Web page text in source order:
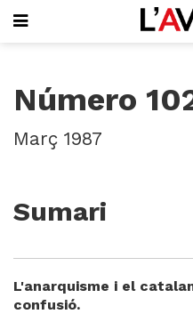
PORTADA
QUI SOM
L'AVENÇ PAPER
PUBLICITAT
VIDEOTECA
Focus
Número
Març 1987
Sumari
L'anarquisme i el
confusió.